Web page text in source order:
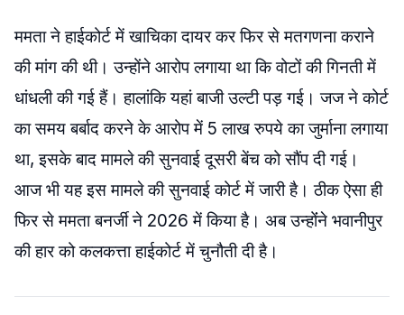
ममता ने हाईकोर्ट में खाचिका दायर कर फिर से मतगणना कराने
की मांग की थी। उन्होंने आरोप लगाया था कि वोटों की गिनती में
धांधली की गई हैं। हालांकि यहां बाजी उल्टी पड़ गई। जज ने कोर्ट
का समय बर्बाद करने के आरोप में 5 लाख रुपये का जुर्माना लगाया
था, इसके बाद मामले की सुनवाई दूसरी बेंच को सौंप दी गई।
आज भी यह इस मामले की सुनवाई कोर्ट में जारी है। ठीक ऐसा ही
फिर से ममता बनर्जी ने 2026 में किया है। अब उन्होंंने भवानीपुर
की हार को कलकत्ता हाईकोर्ट में चुनौती दी है।